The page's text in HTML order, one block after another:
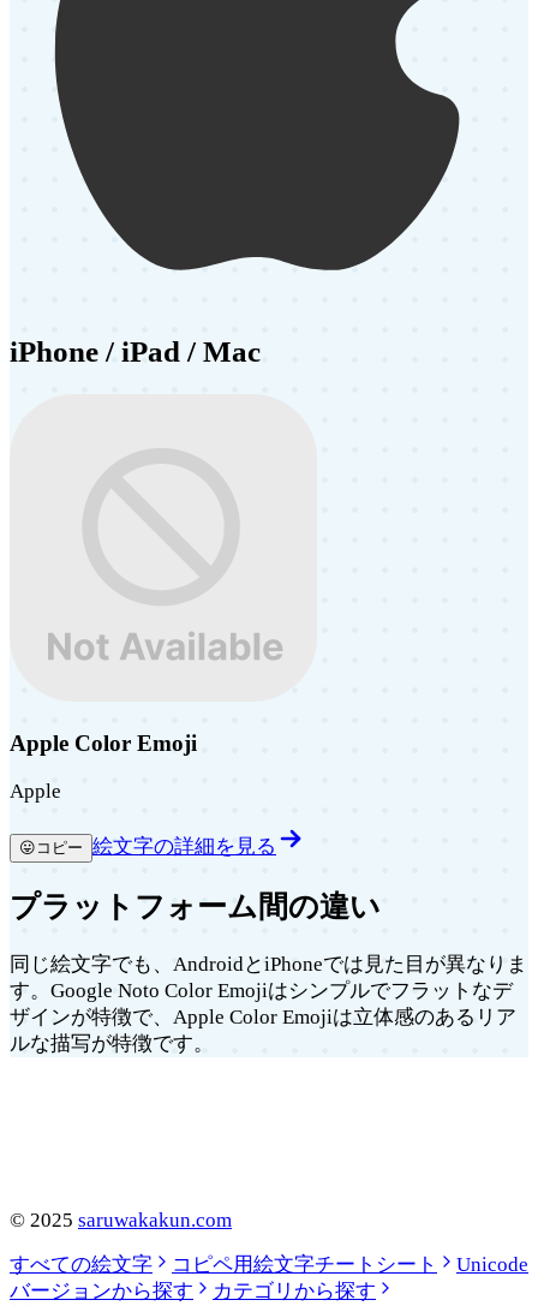
iPhone / iPad / Mac
Apple Color Emoji
Apple
😛 コピー 絵文字の詳細を見る
プラットフォーム間の違い
同じ絵文字でも、AndroidとiPhoneでは見た目が異なりま
す。Google Noto Color Emojiはシンプルでフラットなデ
ザインが特徴で、Apple Color Emojiは立体感のあるリア
ルな描写が特徴です。
© 2025 saruwakakun.com
すべての絵文字
コピペ用絵文字チートシート
Unicode
バージョンから探す
カテゴリから探す